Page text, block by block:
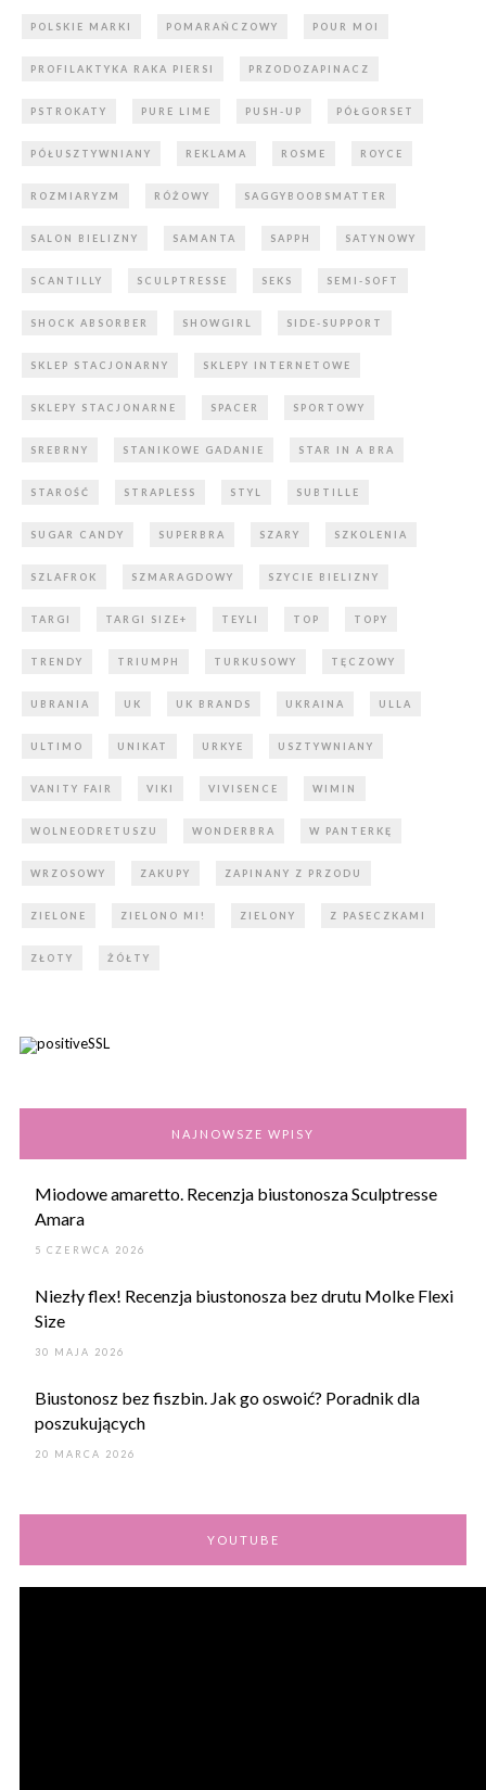
POLSKIE MARKI POMARAŃCZOWY POUR MOI
PROFILAKTYKA RAKA PIERSI PRZODOZAPINACZ
PSTROKATY PURE LIME PUSH-UP PÓŁGORSET
PÓŁUSZTYWNIANY REKLAMA ROSME ROYCE
ROZMIARYZM RÓŻOWY SAGGYBOOBSMATTER
SALON BIELIZNY SAMANTA SAPPH SATYNOWY
SCANTILLY SCULPTRESSE SEKS SEMI-SOFT
SHOCK ABSORBER SHOWGIRL SIDE-SUPPORT
SKLEP STACJONARNY SKLEPY INTERNETOWE
SKLEPY STACJONARNE SPACER SPORTOWY
SREBRNY STANIKOWE GADANIE STAR IN A BRA
STAROŚĆ STRAPLESS STYL SUBTILLE
SUGAR CANDY SUPERBRA SZARY SZKOLENIA
SZLAFROK SZMARAGDOWY SZYCIE BIELIZNY
TARGI TARGI SIZE+ TEYLI TOP TOPY
TRENDY TRIUMPH TURKUSOWY TĘCZOWY
UBRANIA UK UK BRANDS UKRAINA ULLA
ULTIMO UNIKAT URKYE USZTYWNIANY
VANITY FAIR VIKI VIVISENCE WIMIN
WOLNEODRETUSZU WONDERBRA W PANTERKĘ
WRZOSOWY ZAKUPY ZAPINANY Z PRZODU
ZIELONE ZIELONO MI! ZIELONY Z PASECZKAMI
ZŁOTY ŻÓŁTY
NAJNOWSZE WPISY
Miodowe amaretto. Recenzja biustonosza Sculptresse
Amara
5 CZERWCA 2026
Niezły flex! Recenzja biustonosza bez drutu Molke Flexi
Size
30 MAJA 2026
Biustonosz bez fiszbin. Jak go oswoić? Poradnik dla
poszukujących
20 MARCA 2026
YOUTUBE